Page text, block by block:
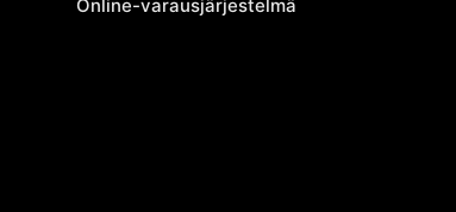
Online-varausjärjestelmä